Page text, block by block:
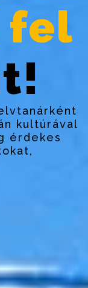
fel
kultúrával
érdekes